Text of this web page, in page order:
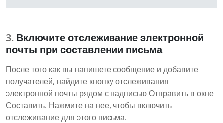
Включите отслеживание электронной
почты при составлении письма
После того как вы напишете сообщение и добавите
получателей, найдите кнопку отслеживания
электронной почты рядом с надписью Отправить в окне
Составить. Нажмите на нее, чтобы включить
отслеживание для этого письма.